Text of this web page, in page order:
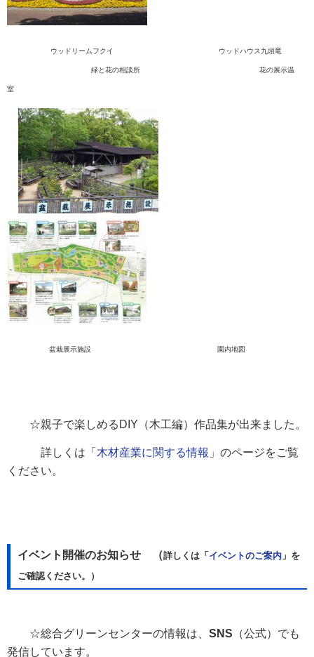
ウッドリームフクイ ウッドハウス九頭竜
緑と花の相談所 花の展示温
室
盆栽展示施設 園内地図
☆親子で楽しめるDIY（木工編）作品集が出来ました。
詳しくは「 木材産業に関する情報 」のページをご覧
ください。
イベント開催のお知らせ （詳しくは「 イベントのご案内 」を
ご確認ください。）
☆総合グリーンセンターの情報は、 SNS （公式）でも
発信しています。